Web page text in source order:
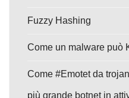
Fuzzy Hashing
Come un malware può
Come #Emotet da
più grande botnet in